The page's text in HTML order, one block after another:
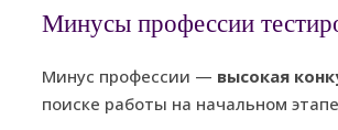
Минусы профессии
Минус профессии — высокая
поиске работы на начальном